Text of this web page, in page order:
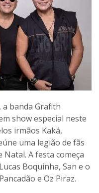
banda Grafith
show especial neste
irmãos Kaká,
uma legião de fãs
Natal. A festa começa
Boquinha, San e o
e Oz Piraz.